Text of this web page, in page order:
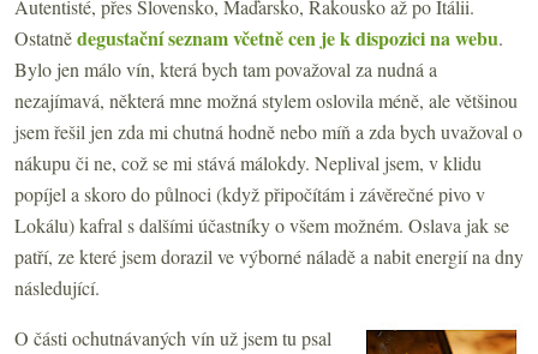
Autentisté, přes Slovensko, Maďarsko, Rakousko až po Itálii.
Ostatnědegustační seznam včetně cen je k dispozici na webu.
Bylo jen málo vín, která bych tam považoval za nudná a
nezajímavá, některá mne možná stylem oslovila méně, ale většinou
jsem řešil jen zda mi chutná hodně nebo míň a zda bych uvažoval o
nákupu či ne, což se mi stává málokdy. Neplival jsem, v klidu
popíjel a skoro do půlnoci (když připočítám i závěrečné pivo v
Lokálu) kafral s dalšími účastníky o všem možném. Oslava jak se
patří, ze které jsem dorazil ve výborné náladě a nabit energií na dny
následující.
O části ochutnávaných vín už jsem tu psal